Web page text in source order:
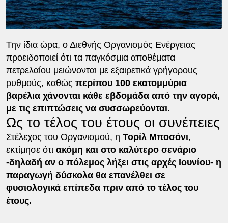
Την ίδια ώρα, ο Διεθνής Οργανισμός Ενέργειας
προειδοποιεί ότι τα παγκόσμια αποθέματα
πετρελαίου μειώνονται με εξαιρετικά γρήγορους
ρυθμούς, καθώς περίπου 100 εκατομμύρια
βαρέλια χάνονται κάθε εβδομάδα από την αγορά,
με τις επιπτώσεις να συσσωρεύονται.
Ως το τέλος του έτους οι συνέπειες
Στέλεχος του Οργανισμού, η Τορίλ Μποσόνι,
εκτίμησε ότι ακόμη και στο καλύτερο σενάριο
-δηλαδή αν ο πόλεμος λήξει στις αρχές Ιουνίου- η
παραγωγή δύσκολα θα επανέλθει σε
φυσιολογικά επίπεδα πριν από το τέλος του
έτους.